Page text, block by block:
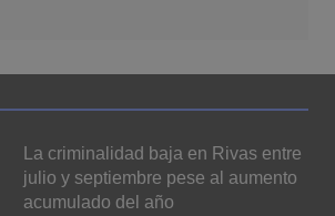
La criminalidad baja en Rivas entre
julio y septiembre pese al aumento
acumulado del año